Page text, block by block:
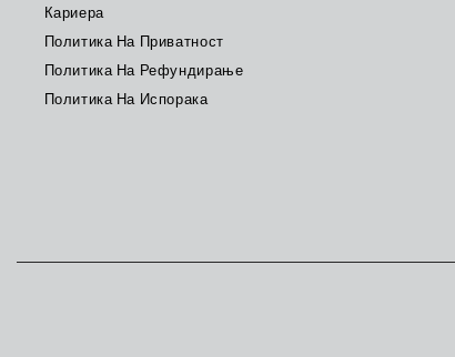
Кариера
Политика На Приватност
Политика На Рефундирање
Политика На Испорака